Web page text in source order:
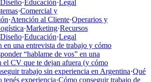
Diseño·Educación·Legal
·Comercial y
·Atención al Cliente·Operarios y
·Marketing·Recursos
Diseño·Educación·Legal
en una entrevista de trabajo y cómo
“hablame de vos” en una
el CV que te dejan afuera (y cómo
trabajo sin experiencia en Argentina·Qué
experiencia·Cómo conseguir trabajo de